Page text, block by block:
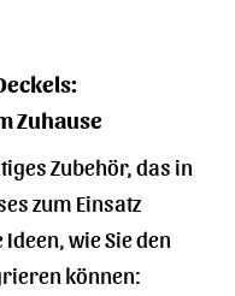
Zuhause
Zubehör, das in
zum Einsatz
wie Sie den
können: